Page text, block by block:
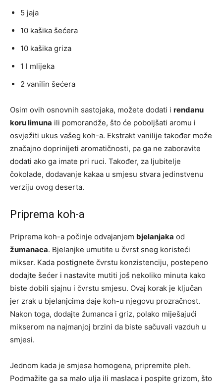
5 jaja
10 kašika šećera
10 kašika griza
1 l mlijeka
2 vanilin šećera
Osim ovih osnovnih sastojaka, možete dodati i rendanu
koru limuna ili pomorandže, što će poboljšati aromu i
osvježiti ukus vašeg koh-a. Ekstrakt vanilije također može
značajno doprinijeti aromatičnosti, pa ga ne zaboravite
dodati ako ga imate pri ruci. Također, za ljubitelje
čokolade, dodavanje kakaa u smjesu stvara jedinstvenu
verziju ovog deserta.
Priprema koh-a
Priprema koh-a počinje odvajanjem bjelanjaka od
žumanaca. Bjelanjke umutite u čvrst sneg koristeći
mikser. Kada postignete čvrstu konzistenciju, postepeno
dodajte šećer i nastavite mutiti još nekoliko minuta kako
biste dobili sjajnu i čvrstu smjesu. Ovaj korak je ključan
jer zrak u bjelanjcima daje koh-u njegovu prozračnost.
Nakon toga, dodajte žumanca i griz, polako miješajući
mikserom na najmanjoj brzini da biste sačuvali vazduh u
smjesi.
Jednom kada je smjesa homogena, pripremite pleh.
Podmažite ga sa malo ulja ili maslaca i pospite grizom, što